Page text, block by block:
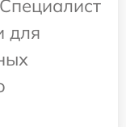
для